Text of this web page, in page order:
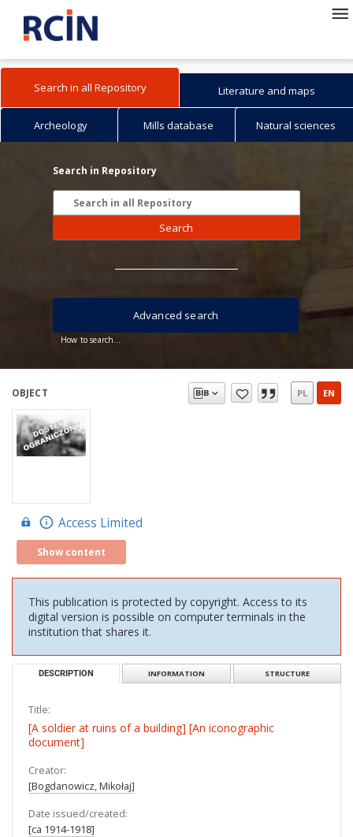
Search in all Repository Literature and maps
Archeology Mills database Natural sciences
Search in Repository
Search
How to search...
Advanced search
OBJECT PL EN
Access Limited
Show content
This publication is protected by copyright. Access to its
digital version is possible on computer terminals in the
institution that shares it.
DESCRIPTION INFORMATION STRUCTURE
Title:
[A soldier at ruins of a building] [An iconographic
document]
Creator:
[Bogdanowicz, Mikołaj]
Date issued/created:
[ca 1914-1918]